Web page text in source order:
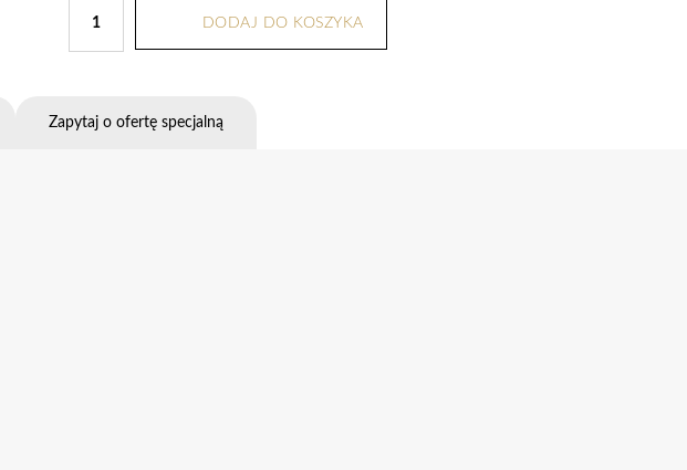
DODAJ DO KOSZYKA
Zapytaj o ofertę specjalną